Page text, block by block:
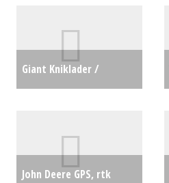
Giant Kniklader /
John Deere GPS, rtk